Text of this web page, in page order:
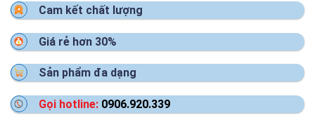
Cam kết chất lượng
Giá rẻ hơn 30%
Sản phẩm đa dạng
Gọi hotline: 0906.920.339